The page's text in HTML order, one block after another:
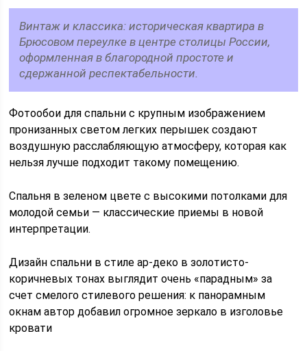
Винтаж и классика: историческая квартира в
Брюсовом переулке в центре столицы России,
оформленная в благородной простоте и
сдержанной респектабельности.
Фотообои для спальни с крупным изображением
пронизанных светом легких перышек создают
воздушную расслабляющую атмосферу, которая как
нельзя лучше подходит такому помещению.
Спальня в зеленом цвете с высокими потолками для
молодой семьи — классические приемы в новой
интерпретации.
Дизайн спальни в стиле ар-деко в золотисто-
коричневых тонах выглядит очень «парадным» за
счет смелого стилевого решения: к панорамным
окнам автор добавил огромное зеркало в изголовье
кровати